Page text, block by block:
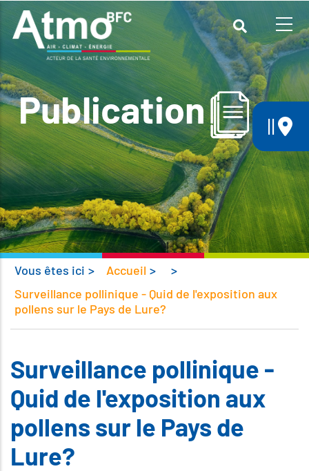
Aller
contenu
principal
Publication
Vous êtes ici > Accueil >
>
Surveillance pollinique - Quid de l'exposition aux
pollens sur le Pays de Lure?
||
Surveillance pollinique -
Quid de l'exposition aux
pollens sur le Pays de
Lure?